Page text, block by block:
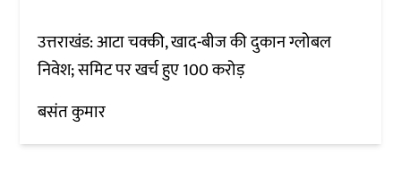
उत्तराखंड: आटा चक्की, खाद-बीज की दुकान ग्लोबल
निवेश; समिट पर खर्च हुए 100 करोड़
बसंत कुमार